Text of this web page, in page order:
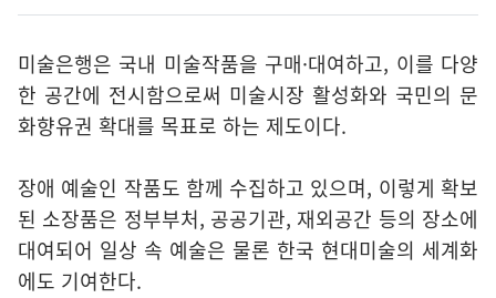
미술은행은 국내 미술작품을 구매·대여하고, 이를 다양
한 공간에 전시함으로써 미술시장 활성화와 국민의 문
화향유권 확대를 목표로 하는 제도이다.
장애 예술인 작품도 함께 수집하고 있으며, 이렇게 확보
된 소장품은 정부부처, 공공기관, 재외공간 등의 장소에
대여되어 일상 속 예술은 물론 한국 현대미술의 세계화
에도 기여한다.